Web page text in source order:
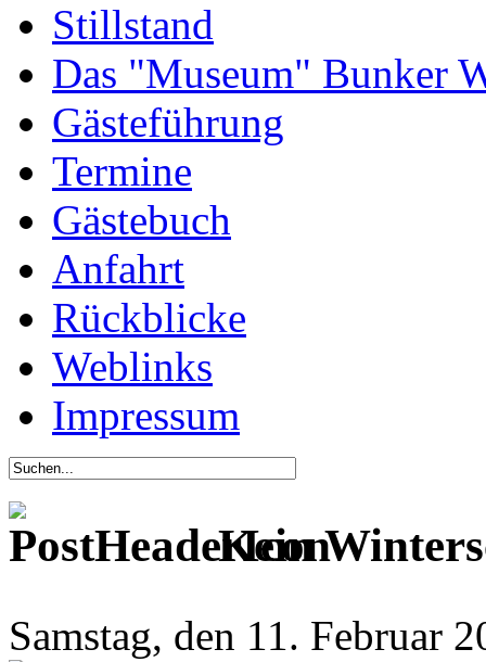
Stillstand
Das "Museum" Bunker
Gästeführung
Termine
Gästebuch
Anfahrt
Rückblicke
Weblinks
Impressum
Kein
Samstag, den 11. Februar